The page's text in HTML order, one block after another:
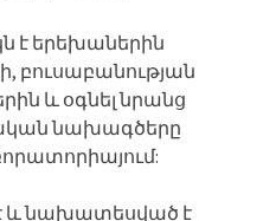
է երեխաներին
բուսաբանության
և օգնել նրանց
նախագծերը
և նախատեսված է